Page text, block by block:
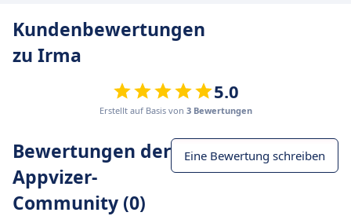
Kundenbewertungen
zu Irma
5.0
Erstellt auf Basis von 3 Bewertungen
Bewertungen der
Appvizer-
Community (0)
Eine Bewertung schreiben